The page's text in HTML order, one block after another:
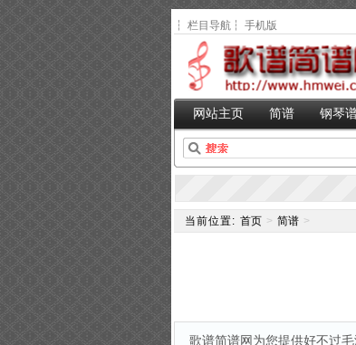
┆ 栏目导航 ┆ 手机版
网站主页 简谱 钢琴
当前位置: 首页 > 简谱 >
歌谱简谱网为您提供好不过